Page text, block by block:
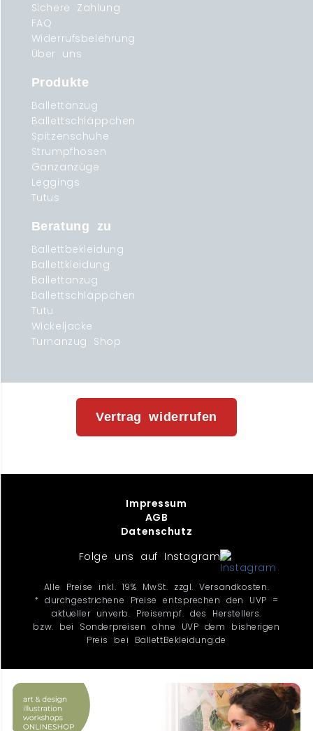
Sichere Zahlung
FAQ
Widerrufsbelehrung
Über uns
Produkte
Ballettanzug
Ballettschläppchen
Spitzenschuhe
Strumpfhosen
Ganzanzüge
Leggings
Tutus
Beratung zu
Ballettbekleidung
Ballettkleidung
Ballettanzug
Ballettschläppchen
Tutu
Wickeljacke
Turnanzug Shop
Vertrag widerrufen
Impressum
AGB
Datenschutz
Folge uns auf Instagram
Alle Preise inkl. 19% MwSt. zzgl. Versandkosten.
* durchgestrichene Preise entsprechen den UVP =
aktueller unverb. Preisempf. des Herstellers.
bzw. bei Sonderpreisen ohne UVP dem bisherigen
Preis bei BallettBekleidung.de